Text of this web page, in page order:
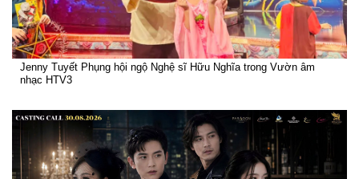
Jenny Tuyết Phụng hội ngộ Nghệ sĩ Hữu Nghĩa trong Vườn âm
nhạc HTV3